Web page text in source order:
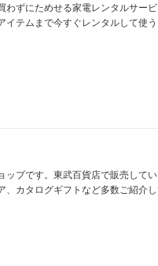
わずにためせる家電レンタルサー
イテムまで今すぐレンタルして使う
ップです。東武百貨店で販売して
、カタログギフトなど多数ご紹介